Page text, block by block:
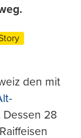
den mit
Dessen 28